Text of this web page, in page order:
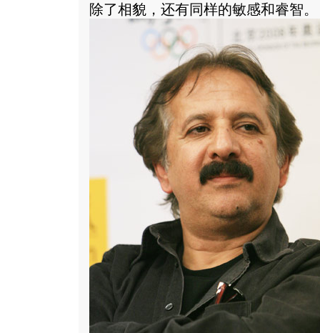
除了相貌，还有同样的敏感和睿智。